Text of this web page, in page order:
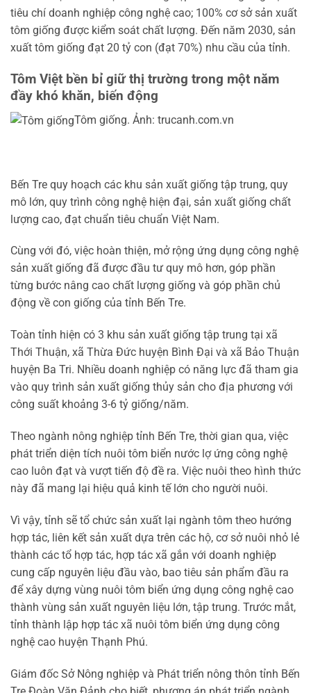
tiêu chí doanh nghiệp công nghệ cao; 100% cơ sở sản xuất
tôm giống được kiểm soát chất lượng. Đến năm 2030, sản
xuất tôm giống đạt 20 tỷ con (đạt 70%) nhu cầu của tỉnh.
Tôm Việt bền bỉ giữ thị trường trong một năm
đầy khó khăn, biến động
Tôm giống. Ảnh: trucanh.com.vn
Bến Tre quy hoạch các khu sản xuất giống tập trung, quy
mô lớn, quy trình công nghệ hiện đại, sản xuất giống chất
lượng cao, đạt chuẩn tiêu chuẩn Việt Nam.
Cùng với đó, việc hoàn thiện, mở rộng ứng dụng công nghệ
sản xuất giống đã được đầu tư quy mô hơn, góp phần
từng bước nâng cao chất lượng giống và góp phần chủ
động về con giống của tỉnh Bến Tre.
Toàn tỉnh hiện có 3 khu sản xuất giống tập trung tại xã
Thới Thuận, xã Thừa Đức huyện Bình Đại và xã Bảo Thuận
huyện Ba Tri. Nhiều doanh nghiệp có năng lực đã tham gia
vào quy trình sản xuất giống thủy sản cho địa phương với
công suất khoảng 3-6 tỷ giống/năm.
Theo ngành nông nghiệp tỉnh Bến Tre, thời gian qua, việc
phát triển diện tích nuôi tôm biển nước lợ ứng công nghệ
cao luôn đạt và vượt tiến độ đề ra. Việc nuôi theo hình thức
này đã mang lại hiệu quả kinh tế lớn cho người nuôi.
Vì vậy, tỉnh sẽ tổ chức sản xuất lại ngành tôm theo hướng
hợp tác, liên kết sản xuất dựa trên các hộ, cơ sở nuôi nhỏ lẻ
thành các tổ hợp tác, hợp tác xã gắn với doanh nghiệp
cung cấp nguyên liệu đầu vào, bao tiêu sản phẩm đầu ra
để xây dựng vùng nuôi tôm biển ứng dụng công nghệ cao
thành vùng sản xuất nguyên liệu lớn, tập trung. Trước mắt,
tỉnh thành lập hợp tác xã nuôi tôm biển ứng dụng công
nghệ cao huyện Thạnh Phú.
Giám đốc Sở Nông nghiệp và Phát triển nông thôn tỉnh Bến